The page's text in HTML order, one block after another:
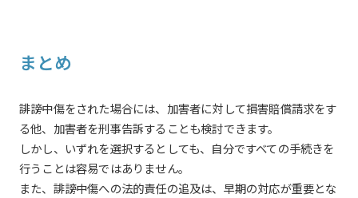
まとめ
誹謗中傷をされた場合には、加害者に対して損害賠償請求をす
る他、加害者を刑事告訴することも検討できます。
しかし、いずれを選択するとしても、自分ですべての手続きを
行うことは容易ではありません。
また、誹謗中傷への法的責任の追及は、早期の対応が重要とな